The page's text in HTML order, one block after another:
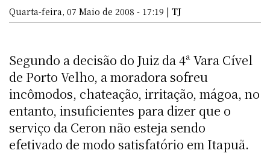
Quarta-feira, 07 Maio de 2008 - 17:19 | TJ
Segundo a decisão do Juiz da 4ª Vara Cível
de Porto Velho, a moradora sofreu
incômodos, chateação, irritação, mágoa, no
entanto, insuficientes para dizer que o
serviço da Ceron não esteja sendo
efetivado de modo satisfatório em Itapuã.